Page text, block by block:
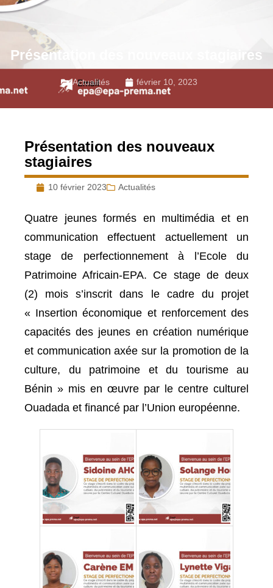
Présentation des nouveaux stagiaires
Actualités février 10, 2023
Présentation des nouveaux
stagiaires
10 février 2023 Actualités
Quatre jeunes formés en multimédia et en
communication effectuent actuellement un
stage de perfectionnement à l’Ecole du
Patrimoine Africain-EPA. Ce stage de deux
(2) mois s’inscrit dans le cadre du projet
« Insertion économique et renforcement des
capacités des jeunes en création numérique
et communication axée sur la promotion de la
culture, du patrimoine et du tourisme au
Bénin » mis en œuvre par le centre culturel
Ouadada et financé par l’Union européenne.